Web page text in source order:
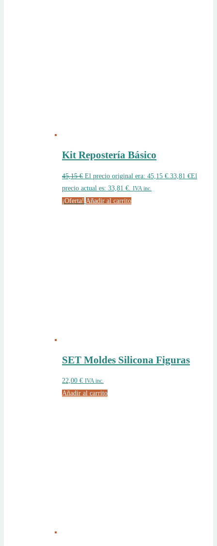
Kit Repostería Básico
45,15€ El precio original era: 45,15 €. 33,81 €El
precio actual es: 33,81 €.
IVA inc.
¡Oferta! Añadir al carrito
SET Moldes Silicona Figuras
22,00 € IVA inc.
Añadir al carrito